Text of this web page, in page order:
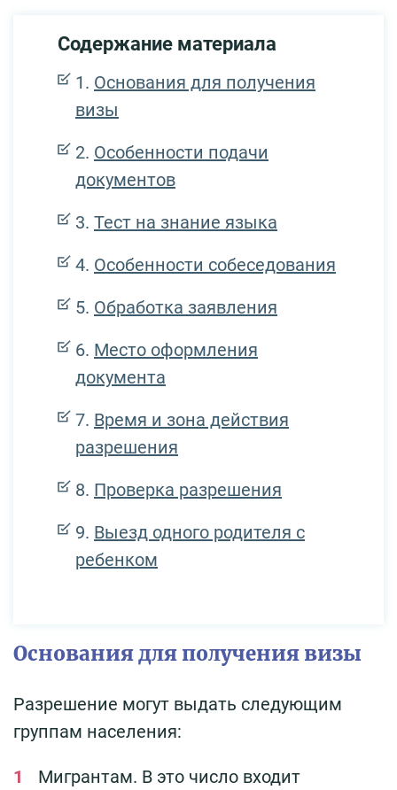
Содержание материала
Основания для получения
визы
Особенности подачи
документов
Тест на знание языка
Особенности собеседования
Обработка заявления
Место оформления
документа
Время и зона действия
разрешения
Проверка разрешения
Выезд одного родителя с
ребенком
Основания для получения визы
Разрешение могут выдать следующим
группам населения:
Мигрантам. В это число входит